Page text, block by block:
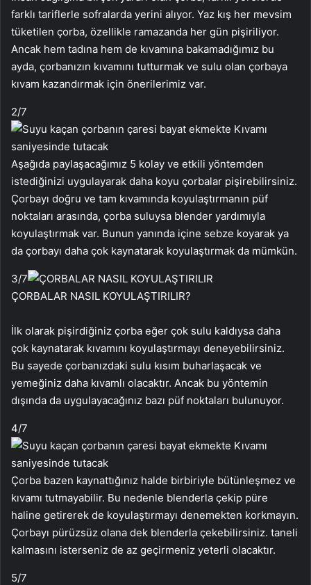
farklı tariflerle sofralarda yerini alıyor. Yaz kış her mevsim
tüketilen çorba, özellikle ramazanda her gün pişiriliyor.
Ancak hem tadına hem de kıvamına bakamadığımız bu
ayda, çorbanızın kıvamını tutturmak ve sulu olan çorbaya
kıvam kazandırmak için önerilerimiz var.
2/7
Aşağıda paylaşacağımız 5 kolay ve etkili yöntemden
istediğinizi uygulayarak daha koyu çorbalar pişirebilirsiniz.
Çorbayı doğru ve tam kıvamında koyulaştırmanın püf
noktaları arasında, çorba suluysa blender yardımıyla
koyulaştırmak var. Bunun yanında içine sebze koyarak ya
da çorbayı daha çok kaynatarak koyulaştırmak da mümkün.
3/7
ÇORBALAR NASIL KOYULAŞTIRILIR?
İlk olarak pişirdiğiniz çorba eğer çok sulu kaldıysa daha
çok kaynatarak kıvamını koyulaştırmayı deneyebilirsiniz.
Bu sayede çorbanızdaki sulu kısım buharlaşacak ve
yemeğiniz daha kıvamlı olacaktır. Ancak bu yöntemin
dışında da uygulayacağınız bazı püf noktaları bulunuyor.
4/7
Çorba bazen kaynattığınız halde birbiriyle bütünleşmez ve
kıvamı tutmayabilir. Bu nedenle blenderla çekip püre
haline getirerek de koyulaştırmayı denemekten korkmayın.
Çorbayı pürüzsüz olana dek blenderla çekebilirsiniz. taneli
kalmasını isterseniz de az geçirmeniz yeterli olacaktır.
5/7